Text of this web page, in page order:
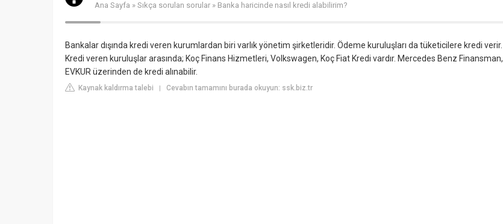
Ana Sayfa » Sıkça sorulan sorular » Banka haricinde nasıl kredi alabilirim?
Bankalar dışında kredi veren kurumlardan biri varlık yönetim şirketleridir. Ödeme kuruluşları da tüketicilere kredi verir.
Kredi veren kuruluşlar arasında; Koç Finans Hizmetleri, Volkswagen, Koç Fiat Kredi vardır. Mercedes Benz Finansman,
EVKUR üzerinden de kredi alınabilir.
Kaynak kaldırma talebi | Cevabın tamamını burada okuyun: ssk.biz.tr